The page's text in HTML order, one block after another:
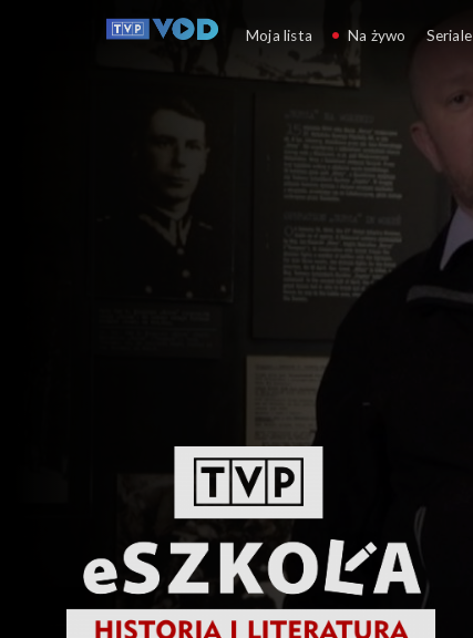
Moja lista Na żywo Seriale